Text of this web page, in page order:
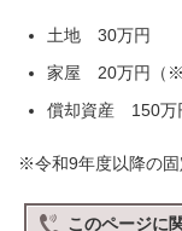
土地 30万円
家屋 20万円（
償却資産 150万
※令和9年度以降の固
このページに